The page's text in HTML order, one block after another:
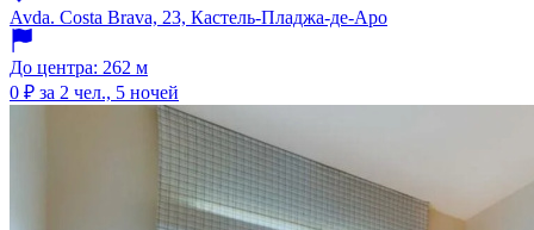
Avda. Costa Brava, 23, Кастель-Пладжа-де-Аро
До центра: 262 м
0 ₽ за 2 чел., 5 ночей